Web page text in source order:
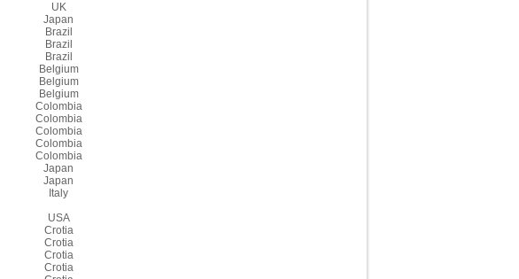
UK
Japan
Brazil
Brazil
Brazil
Belgium
Belgium
Belgium
Colombia
Colombia
Colombia
Colombia
Colombia
Japan
Japan
Italy
USA
Crotia
Crotia
Crotia
Crotia